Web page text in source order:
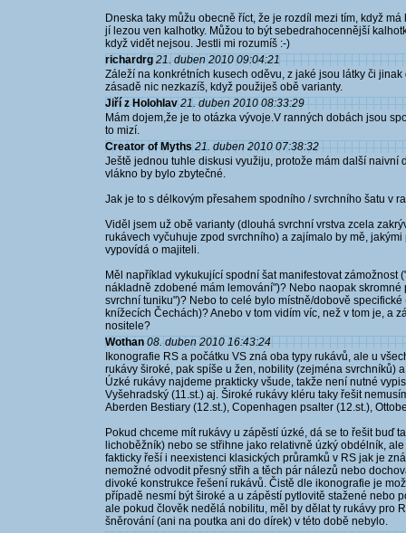
Dneska taky můžu obecně říct, že je rozdíl mezi tím, když
jí lezou ven kalhotky. Můžou to být sebedrahocennější
když vidět nejsou. Jestli mi rozumíš :-)
richardrg 21. duben 2010 09:04:21
Záleží na konkrétních kusech oděvu, z jaké jsou látky či
zásadě nic nezkazíš, když použiješ obě varianty.
Jiří z Holohlav 21. duben 2010 08:33:29
Mám dojem,že je to otázka vývoje.V ranných dobách jsou
to mizí.
Creator of Myths 21. duben 2010 07:38:32
Ještě jednou tuhle diskusi využiju, protože mám další naivní
vlákno by bylo zbytečné.
Jak je to s délkovým přesahem spodního / svrchního šatu v
Viděl jsem už obě varianty (dlouhá svrchní vrstva zcela
rukávech vyčuhuje zpod svrchního) a zajímalo by mě,
vypovídá o majiteli.
Měl například vykukující spodní šat manifestovat
nákladně zdobené mám lemování")? Nebo naopak
svrchní tuniku")? Nebo to celé bylo místně/dobově
knížecích Čechách)? Anebo v tom vidím víc, než v tom je, a
nositele?
Wothan 08. duben 2010 16:43:24
Ikonografie RS a počátku VS zná oba typy rukávů, ale u
rukávy široké, pak spíše u žen, nobility (zejména svrchníků)
Úzké rukávy najdeme prakticky všude, takže není nutné
Vyšehradský (11.st.) aj. Široké rukávy kléru taky řešit
Aberden Bestiary (12.st.), Copenhagen psalter (12.st.),
Pokud chceme mít rukávy u zápěstí úzké, dá se to řešit buď
lichoběžník) nebo se střihne jako relativně úzký obdélník,
fakticky řeší i neexistenci klasických průramků v RS jak je
nemožné odvodit přesný střih a těch pár nálezů nebo
divoké konstrukce řešení rukávů. Čistě dle ikonografie je
případě nesmí být široké a u zápěstí pytlovitě stažené nebo
ale pokud člověk nedělá nobilitu, měl by dělat ty rukávy pro
šněrování (ani na poutka ani do dírek) v této době nebylo.